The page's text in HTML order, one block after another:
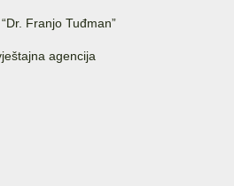
Franjo Tuđman”
agencija